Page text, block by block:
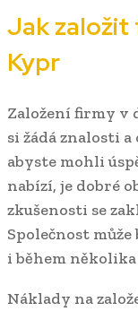
Jak založit
Kypr
Založení firmy v
si žádá znalosti
abyste mohli
nabízí, je dobré
zkušenosti se
Společnost
i během
Náklady na